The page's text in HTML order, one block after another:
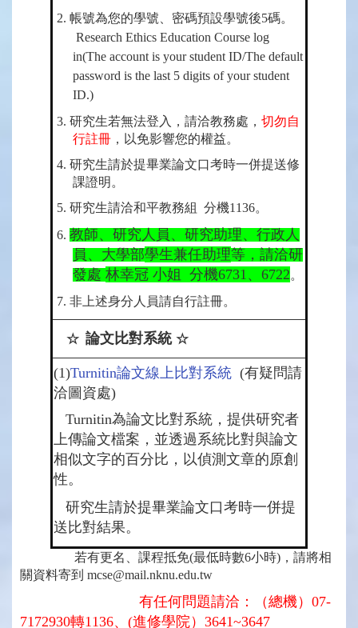
2. 帳號為您的學號、密碼預設學號後5碼。
Research Ethics Education Course log
in(The account is your student ID/The default
password is the last 5 digits of your student
ID.)
3. 研究生若無法登入，請洽教務處， 切勿自
行註冊 ，以免影響您的權益。
4. 研究生請於提畢業論文口考時一併提送修
課證明。
5. 研究生請洽和平教務組 分機1136。
6. 教師、研究人員、研究助理、行政人
員、大學部學生兼任助理等，請洽研
發處 林幸冠 小姐 分機6731、6722。
7. 非上述身分人員請自行註冊。
☆ 論文比對系統 ☆
(1)Turnitin論文線上比對系統 (有疑問請
洽圖資處)
Turnitin為論文比對系統，提供研究者
上傳論文檔案，並透過系統比對與論文
相似文字的百分比，以偵測文章的原創
性。
研究生請於提畢業論文口考時一併提
送比對結果。
若有更名、課程抵免(最低時數6小時)，請將相
關資料寄到 mcse@mail.nknu.edu.tw
有任何問題請洽：（總機）07-
7172930轉1136、(進修學院）3641~3647